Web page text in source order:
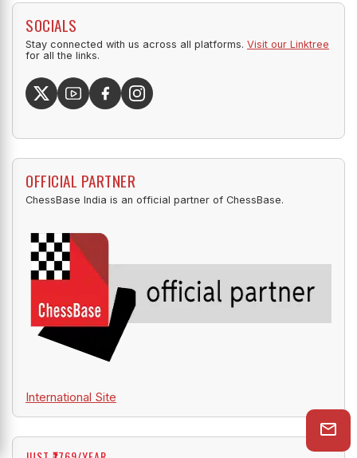
SOCIALS
Stay connected with us across all platforms. Visit our Linktree
for all the links.
OFFICIAL PARTNER
ChessBase India is an official partner of ChessBase.
International Site